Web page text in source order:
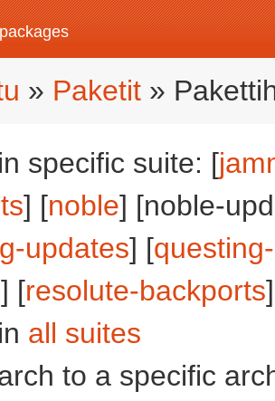
» Paketit »
specific suite: [
] [noble] [noble-
updates] [
] [resolute-backports
all suites
to a specific